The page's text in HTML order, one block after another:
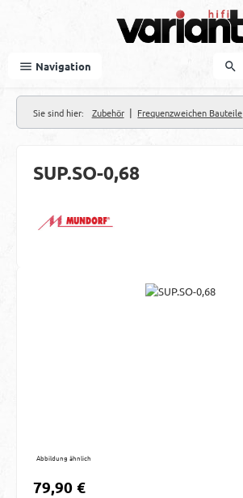
Navigation
Sie sind hier: Zubehör | Frequenzweichen Bauteile
SUP.SO-0,68
Bildergalerie überspringen
Abbildung ähnlich
Regulärer Preis:
79,90 €